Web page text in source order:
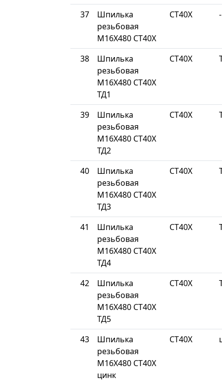
37
Шпилька
резьбовая
М16Х480 СТ40Х
СТ40Х -
38
Шпилька
резьбовая
М16Х480 СТ40Х
ТД1
СТ40Х
39
Шпилька
резьбовая
М16Х480 СТ40Х
ТД2
СТ40Х
40
Шпилька
резьбовая
М16Х480 СТ40Х
ТД3
СТ40Х
41
Шпилька
резьбовая
М16Х480 СТ40Х
ТД4
СТ40Х
42
Шпилька
резьбовая
М16Х480 СТ40Х
ТД5
СТ40Х
43
Шпилька
резьбовая
М16Х480 СТ40Х
цинк
СТ40Х